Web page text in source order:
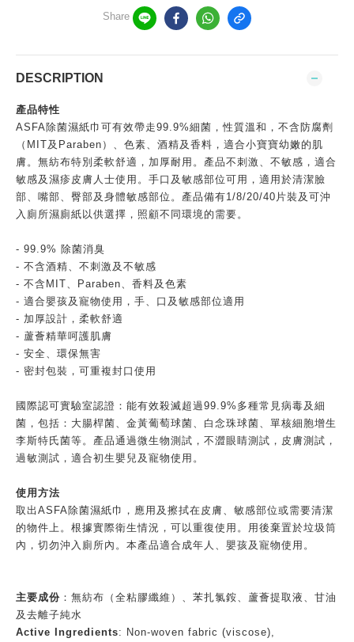
Share
DESCRIPTION
產品特性
ASFA除菌濕紙巾可有效帶走99.9%細菌，性質溫和，不含防腐劑
（MIT及Paraben）、色素、酒精及香料，適合小寶寶幼嫩的肌
膚。無紡布特別柔軟舒適，加厚耐用。產品不刺激、不敏感，適合
敏感及濕疹皮膚人士使用。手口及敏感部位可用，適用於清潔臉
部、嘴部、臀部及身體敏感部位。產品備有1/8/20/40片裝及可沖
入廁所濕廁紙以供選擇，照顧不同環境的需要。
- 99.9% 除菌消臭
- 不含酒精、不刺激及不敏感
- 不含MIT、Paraben、香料及色素
- 適合嬰孩及寵物使用，手、口及敏感部位適用
- 加厚設計，柔軟舒適
- 蘆薈精華呵護肌膚
- 安全、環保無害
- 密封包裝，可重複封口使用
國際認可實驗室認證：能有效殺滅超過99.9%多種常見病毒及細
菌，包括：大腸桿菌、金黃葡萄球菌、白念珠球菌、單核細胞增生
李斯特氏菌等。產品通過微生物測試，不澀眼睛測試，皮膚測試，
過敏測試，適合初生嬰兒及寵物使用。
使用方法
取出ASFA除菌濕紙巾，應用及擦拭在皮膚、敏感部位或需要清潔
的物件上。根據實際衛生情況，可以重復使用。用後棄置於垃圾筒
內，切勿沖入廁所內。本產品適合成年人、嬰孩及寵物使用。
主要成份 ：無紡布（全粘膠纖維）、苯扎氯銨、蘆薈提取液、甘油
及去離子純水
Active Ingredients: Non-woven fabric (viscose),